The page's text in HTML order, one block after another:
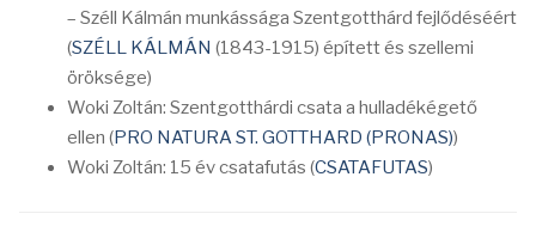
– Széll Kálmán munkássága Szentgotthárd fejlődéséért
(SZÉLL KÁLMÁN (1843-1915) épített és szellemi
öröksége)
Woki Zoltán: Szentgotthárdi csata a hulladékégető
ellen (PRO NATURA ST. GOTTHARD (PRONAS))
Woki Zoltán: 15 év csatafutás (CSATAFUTAS)